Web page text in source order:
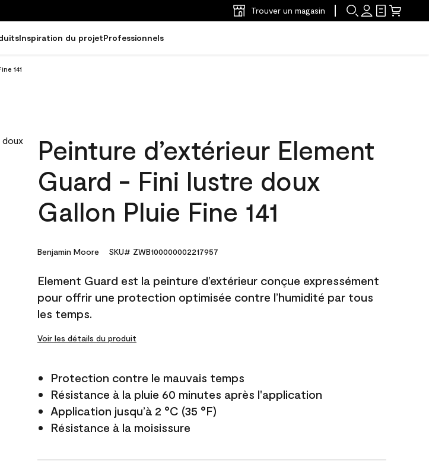
Trouver un magasin
Inspiration du projetProfessionnels
141
Peinture d’extérieur Element
Guard - Fini lustre doux
Gallon Pluie Fine 141
Benjamin Moore SKU# ZWB100000002217957
Element Guard est la peinture d’extérieur conçue expressément
pour offrir une protection optimisée contre l’humidité par tous
les temps.
Voir les détails du produit
Protection contre le mauvais temps
Résistance à la pluie 60 minutes après l'application
Application jusqu’à 2 °C (35 °F)
Résistance à la moisissure